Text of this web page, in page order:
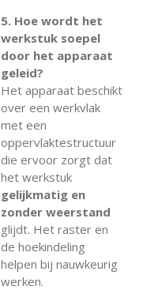
5. Hoe wordt het
werkstuk soepel
door het apparaat
geleid?
Het apparaat beschikt
over een werkvlak
met een
oppervlaktestructuur
die ervoor zorgt dat
het werkstuk
gelijkmatig en
zonder weerstand
glijdt. Het raster en
de hoekindeling
helpen bij nauwkeurig
werken.